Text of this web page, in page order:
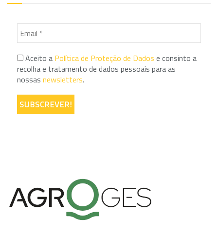
Aceito a Política de Proteção de Dados e consinto a
recolha e tratamento de dados pessoais para as
nossas newsletters.